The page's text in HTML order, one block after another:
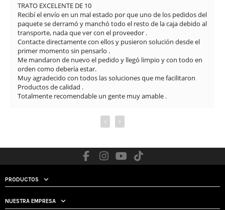
TRATO EXCELENTE DE 10
Recibí el envío en un mal estado por que uno de los pedidos del
paquete se derramó y manchó todo el resto de la caja debido al
transporte, nada que ver con el proveedor .
Contacte directamente con ellos y pusieron solución desde el
primer momento sin pensarlo .
Me mandaron de nuevo el pedido y llegó limpio y con todo en
orden como debería estar.
Muy agradecido con todos las soluciones que me facilitaron
Productos de calidad .
Totalmente recomendable un gente muy amable .
‹ ›
PRODUCTOS
NUESTRA EMPRESA